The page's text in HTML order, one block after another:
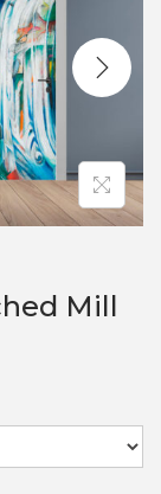
Mill